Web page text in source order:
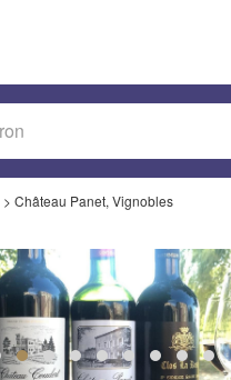
> Château Panet, Vignobles